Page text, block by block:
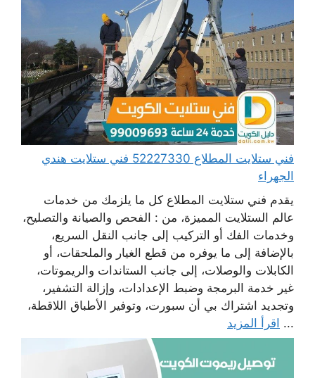
فني ستلايت المطلاع 52227330 فني ستلايت هندي
الجهراء
يقدم فني ستلايت المطلاع كل ما يلزمك من خدمات
عالم الستلايت المميزة، من : الفحص والصيانة والتصليح،
وخدمات الفك أو التركيب إلى جانب النقل السريع،
بالإضافة إلى ما يوفره من قطع الغيار والملحقات، أو
الكابلات والوصلات، إلى جانب الستاندات والريموتات،
غير خدمة البرمجة وضبط الإعدادات، وإزالة التشفير،
وتجديد اشتراك بي أن سبورت، وتوفير الأطباق اللاقطة،
... اقرأ المزيد